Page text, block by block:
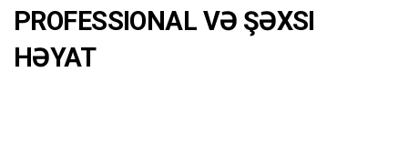
PROFESSIONAL VƏ ŞƏXSI
HƏYAT